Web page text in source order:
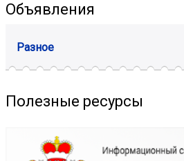
Объявления
Разное
Полезные ресурсы